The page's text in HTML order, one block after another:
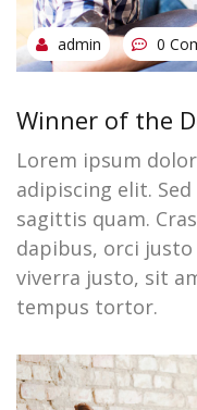
admin 0
Winner of the
Lorem ipsum
adipiscing elit.
sagittis quam.
dapibus, orci
viverra justo, sit
tempus tortor.